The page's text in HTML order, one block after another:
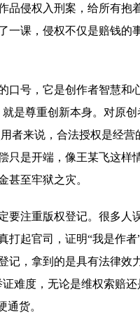
品侵权入刑案，给所有抱
一课，侵权不仅是赔钱的
口号，它是创作者智慧和
是尊重创新本身。对原
者来说，合法授权是经营
只是开端，像王某飞这样
甚至牢狱之灾。
要注重版权登记。很多人
打起官司，证明“我是作
记，拿到的是具有法律效
难度，无论是维权索赔还
通货。